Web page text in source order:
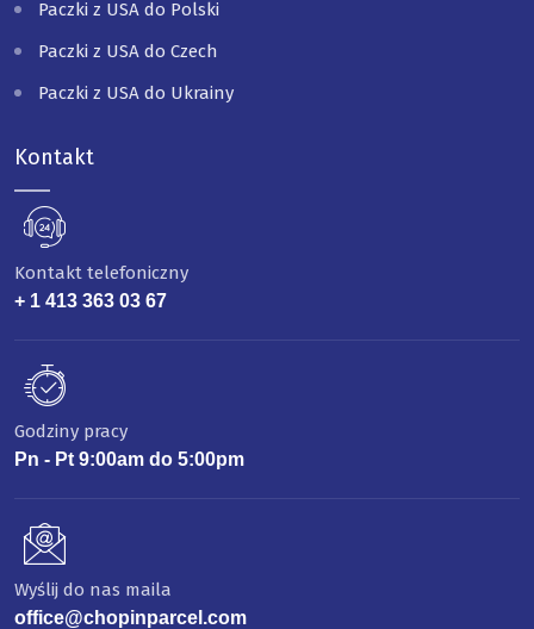
Paczki z USA do Polski
Paczki z USA do Czech
Paczki z USA do Ukrainy
Kontakt
Kontakt telefoniczny
+ 1 413 363 03 67
Godziny pracy
Pn - Pt 9:00am do 5:00pm
Wyślij do nas maila
office@chopinparcel.com